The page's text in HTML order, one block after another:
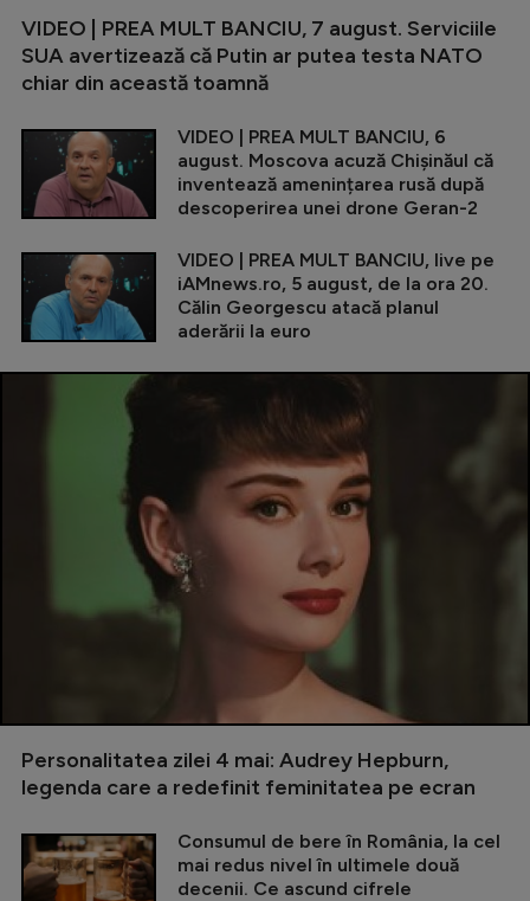
VIDEO | PREA MULT BANCIU, 7 august. Serviciile
SUA avertizează că Putin ar putea testa NATO
chiar din această toamnă
VIDEO | PREA MULT BANCIU, 6
august. Moscova acuză Chișinăul că
inventează amenințarea rusă după
descoperirea unei drone Geran-2
VIDEO | PREA MULT BANCIU, live pe
iAMnews.ro, 5 august, de la ora 20.
Călin Georgescu atacă planul
aderării la euro
Personalitatea zilei 4 mai: Audrey Hepburn,
legenda care a redefinit feminitatea pe ecran
Consumul de bere în România, la cel
mai redus nivel în ultimele două
decenii. Ce ascund cifrele